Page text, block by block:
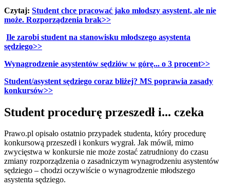
Czytaj: Student chce pracować jako młodszy asystent, ale nie
może. Rozporządzenia brak>>
Ile zarobi student na stanowisku młodszego asystenta
sędziego>>
Wynagrodzenie asystentów sędziów w górę... o 3 procent>>
Student/asystent sędziego coraz bliżej? MS poprawia zasady
konkursów>>
Student procedurę przeszedł i... czeka
Prawo.pl opisało ostatnio przypadek studenta, który procedurę
konkursową przeszedł i konkurs wygrał. Jak mówił, mimo
zwycięstwa w konkursie nie może zostać zatrudniony do czasu
zmiany rozporządzenia o zasadniczym wynagrodzeniu asystentów
sędziego – chodzi oczywiście o wynagrodzenie młodszego
asystenta sędziego.